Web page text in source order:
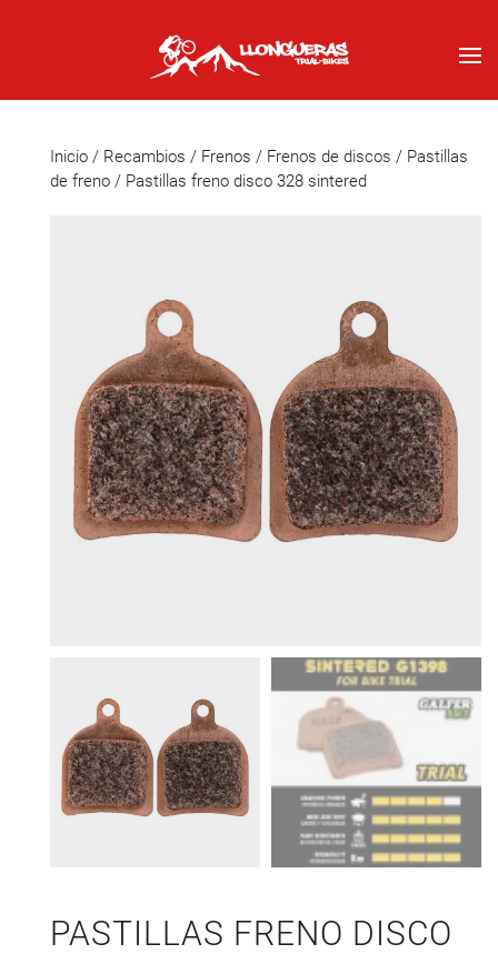
Inicio / Recambios / Frenos / Frenos de discos / Pastillas
de freno / Pastillas freno disco 328 sintered
PASTILLAS FRENO DISCO